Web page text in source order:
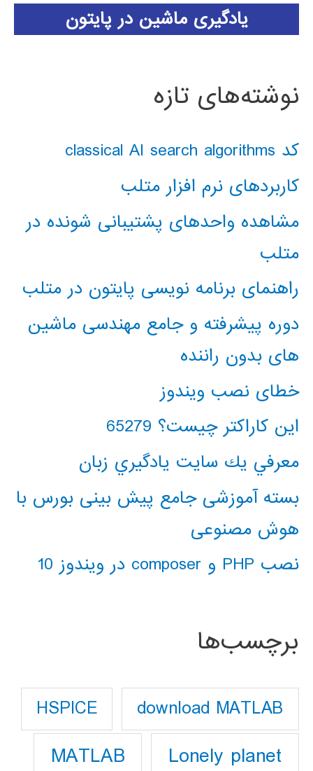
یادگیری ماشین در پایتون
نوشته‌های تازه
کد classical AI search algorithms
کاربردهای نرم افزار متلب
مشاهده واحدهای پشتیبانی شونده در
متلب
راهنمای برنامه نویسی پایتون در متلب
دوره پیشرفته و جامع مهندسی ماشین
های بدون راننده
خطای نصب ویندوز
این کاراکتر چیست؟ 65279
معرفي يك سايت يادگيري زبان
بسته آموزشی جامع پیش بینی بورس با
هوش مصنوعی
نصب PHP و composer در ویندوز 10
برچسب‌ها
download MATLAB
HSPICE
Lonely planet
MATLAB